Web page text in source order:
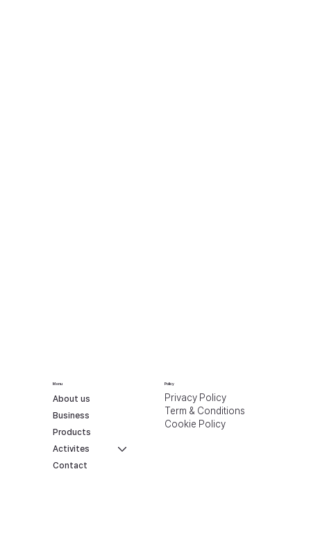
Menu
About us
Business
Products
Activites
Contact
Policy
Privacy Policy
Term & Conditions
Cookie Policy